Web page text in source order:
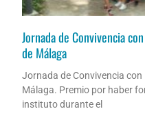
Jornada de Convivencia
de Málaga
Jornada de Convivencia con
Málaga. Premio por haber
instituto durante el